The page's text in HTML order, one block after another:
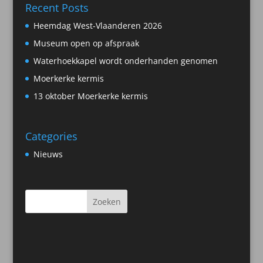
Recent Posts
Heemdag West-Vlaanderen 2026
Museum open op afspraak
Waterhoekkapel wordt onderhanden genomen
Moerkerke kermis
13 oktober Moerkerke kermis
Categories
Nieuws